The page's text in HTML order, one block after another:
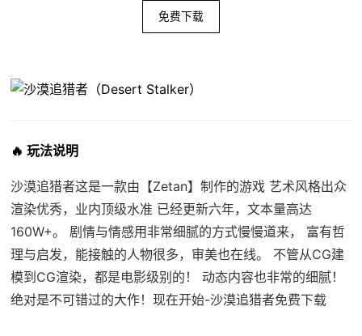
免费下载
🔥 玩法说明
沙漠追猎者这是一款由【Zetan】制作的游戏 艺术风格出众
渲染优秀，业内顶级水准 已经更新六年，文本量高达
160W+。 剧情与情感用非常细腻的方式慢慢道来， 富有哲
理与启发，能接触的人物很多，审美也在线。 不管从CG建
模到CG渲染，都是电影级别的！ 动态内容也非常的细腻！
绝对是不可错过的大作！现在开始-沙漠追猎者免费下载